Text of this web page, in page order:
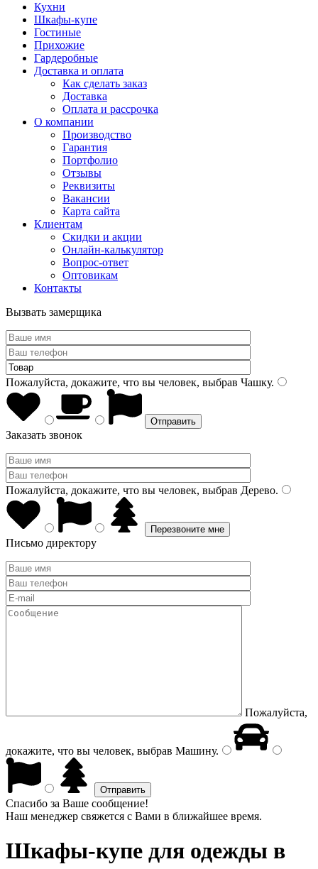
Кухни
Шкафы-купе
Гостиные
Прихожие
Гардеробные
Доставка и оплата
Как сделать заказ
Доставка
Оплата и рассрочка
О компании
Производство
Гарантия
Портфолио
Отзывы
Реквизиты
Вакансии
Карта сайта
Клиентам
Скидки и акции
Онлайн-калькулятор
Вопрос-ответ
Оптовикам
Контакты
Вызвать замерщика
Пожалуйста, докажите, что вы человек, выбрав Чашку.
Заказать звонок
Пожалуйста, докажите, что вы человек, выбрав Дерево.
Письмо директору
Пожалуйста,
докажите, что вы человек, выбрав Машину.
Спасибо за Ваше сообщение!
Наш менеджер свяжется с Вами в ближайшее время.
Шкафы-купе для одежды в